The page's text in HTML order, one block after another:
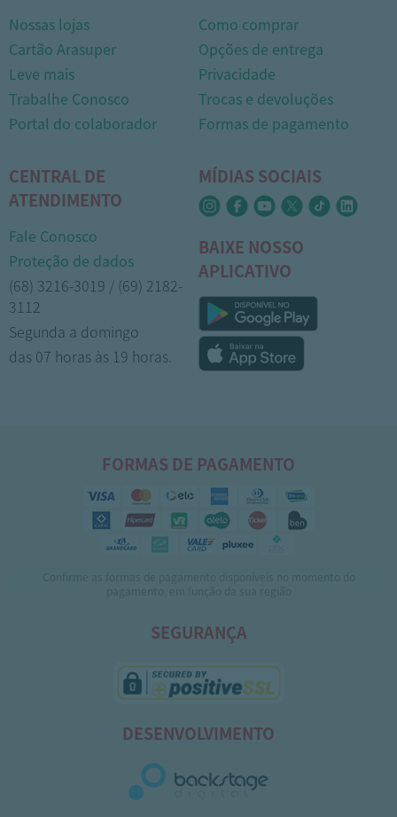
Nossas lojas
Cartão Arasuper
Leve mais
Trabalhe Conosco
Portal do colaborador
Como comprar
Opções de entrega
Privacidade
Trocas e devoluções
Formas de pagamento
CENTRAL DE
ATENDIMENTO
Fale Conosco
Proteção de dados
(68) 3216-3019 / (69) 2182-
3112
Segunda a domingo
das 07 horas às 19 horas.
MÍDIAS SOCIAIS
BAIXE NOSSO
APLICATIVO
FORMAS DE PAGAMENTO
SEGURANÇA
DESENVOLVIMENTO